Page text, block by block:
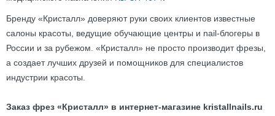
Бренду «Кристалл» доверяют руки своих клиентов известные
салоны красоты, ведущие обучающие центры и nail-блогеры в
России и за рубежом. «Кристалл» не просто производит фрезы,
а создает лучших друзей и помощников для специалистов
индустрии красоты.
Заказ фрез «Кристалл» в интернет-магазине kristallnails.ru